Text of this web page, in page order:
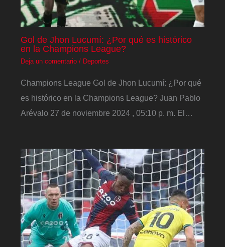
Gol de Jhon Lucumí: ¿Por qué es histórico
en la Champions League?
Deja un comentario / Deportes
Champions League Gol de Jhon Lucumí: ¿Por qué
es histórico en la Champions League? Juan Pablo
Arévalo 27 de noviembre 2024 , 05:10 p. m. El…